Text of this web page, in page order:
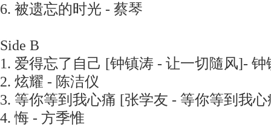
6. 被遗忘的时光 - 蔡琴
Side B
1. 爱得忘了自己 [钟镇涛 - 让一切隨风]- 钟
2. 炫耀 - 陈洁仪
3. 等你等到我心痛 [张学友 - 等你等到我
4. 悔 - 方季惟